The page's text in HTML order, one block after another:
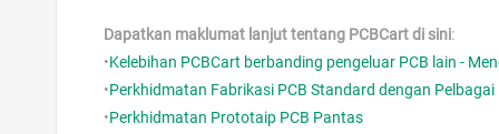
Dapatkan maklumat lanjut tentang PCBCart di sini:
•Kelebihan PCBCart berbanding pengeluar PCB lain -
•Perkhidmatan Fabrikasi PCB Standard dengan
•Perkhidmatan Prototaip PCB Pantas